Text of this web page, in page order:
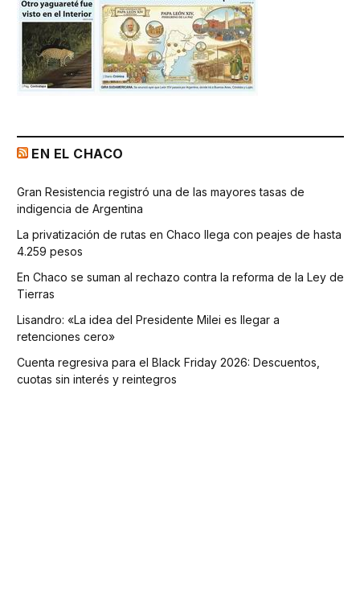
EN EL CHACO
Gran Resistencia registró una de las mayores tasas de
indigencia de Argentina
La privatización de rutas en Chaco llega con peajes de hasta
4.259 pesos
En Chaco se suman al rechazo contra la reforma de la Ley de
Tierras
Lisandro: «La idea del Presidente Milei es llegar a
retenciones cero»
Cuenta regresiva para el Black Friday 2026: Descuentos,
cuotas sin interés y reintegros